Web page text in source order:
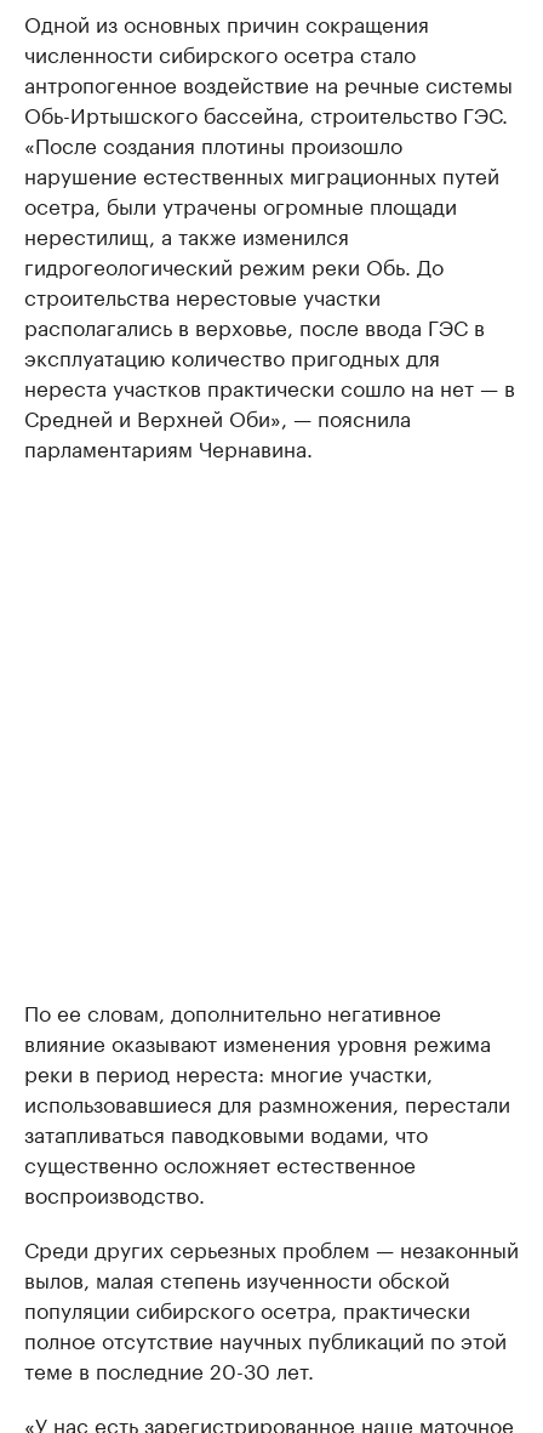
Одной из основных причин сокращения
численности сибирского осетра стало
антропогенное воздействие на речные системы
Обь-Иртышского бассейна, строительство ГЭС.
«После создания плотины произошло
нарушение естественных миграционных путей
осетра, были утрачены огромные площади
нерестилищ, а также изменился
гидрогеологический режим реки Обь. До
строительства нерестовые участки
располагались в верховье, после ввода ГЭС в
эксплуатацию количество пригодных для
нереста участков практически сошло на нет — в
Средней и Верхней Оби», — пояснила
парламентариям Чернавина.
По ее словам, дополнительно негативное
влияние оказывают изменения уровня режима
реки в период нереста: многие участки,
использовавшиеся для размножения, перестали
затапливаться паводковыми водами, что
существенно осложняет естественное
воспроизводство.
Среди других серьезных проблем — незаконный
вылов, малая степень изученности обской
популяции сибирского осетра, практически
полное отсутствие научных публикаций по этой
теме в последние 20-30 лет.
«У нас есть зарегистрированное наше маточное